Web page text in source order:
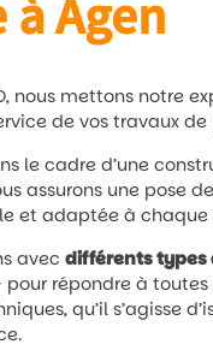
Agen
nous mettons notre
de vos travaux
le cadre d’une
assurons une pose
et adaptée à
avecdifférents types
répondre à
qu’il s’agisse